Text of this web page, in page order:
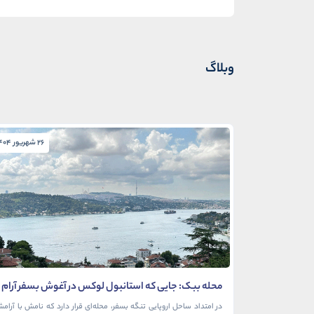
وبلاگ
26 شهریور 1404
محله ببک: جایی که استانبول لوکس در آغوش بسفر آرام
می‌گیرد
در امتداد ساحل اروپایی تنگه بسفر، محله‌ای قرار دارد که نامش با